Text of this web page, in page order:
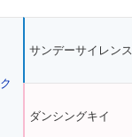
サンデーサイレンス
ダンシングキイ